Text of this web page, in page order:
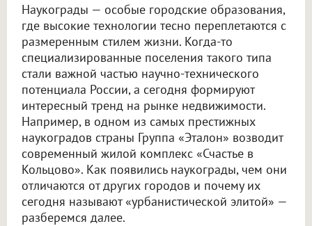
Наукограды — особые городские образования,
где высокие технологии тесно переплетаются с
размеренным стилем жизни. Когда-то
специализированные поселения такого типа
стали важной частью научно-технического
потенциала России, а сегодня формируют
интересный тренд на рынке недвижимости.
Например, в одном из самых престижных
наукоградов страны Группа «Эталон» возводит
современный жилой комплекс «Счастье в
Кольцово». Как появились наукограды, чем они
отличаются от других городов и почему их
сегодня называют «урбанистической элитой» —
разберемся далее.